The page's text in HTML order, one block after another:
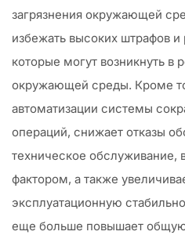
загрязнения окружающей
избежать высоких штрафов и
которые могут возникнуть в
окружающей среды. Кроме
автоматизации системы
операций, снижает отказы
техническое обслуживание,
фактором, а также
эксплуатационную
еще больше повышает